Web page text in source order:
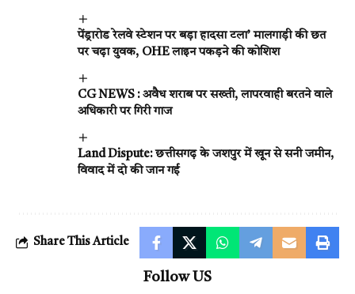
पेंड्रारोड रेलवे स्टेशन पर बड़ा हादसा टला’ मालगाड़ी की छत
पर चढ़ा युवक, OHE लाइन पकड़ने की कोशिश
CG NEWS : अवैध शराब पर सख्ती, लापरवाही बरतने वाले
अधिकारी पर गिरी गाज
Land Dispute: छत्तीसगढ़ के जशपुर में खून से सनी जमीन,
विवाद में दो की जान गई
Share This Article
Follow US